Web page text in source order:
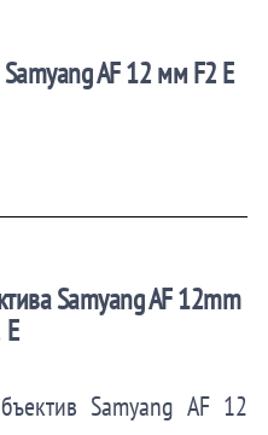
AF 12 мм F2 E
Samyang AF 12mm
Samyang AF 12